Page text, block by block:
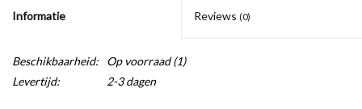
Informatie Reviews (0)
Beschikbaarheid: Op voorraad(1)
Levertijd:
2-3 dagen